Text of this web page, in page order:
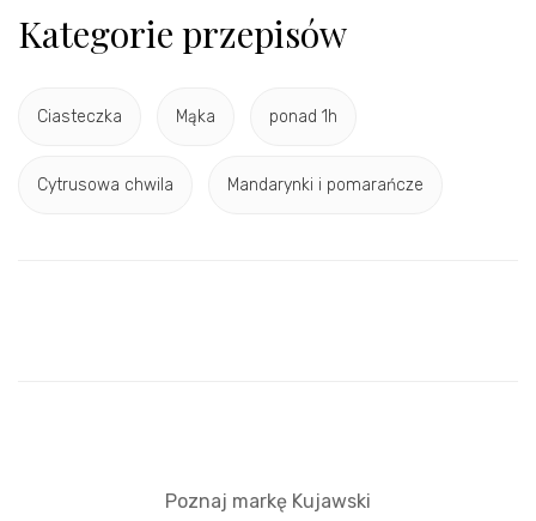
Kategorie przepisów
Ciasteczka Mąka ponad 1h
Cytrusowa chwila Mandarynki i pomarańcze
Poznaj markę Kujawski